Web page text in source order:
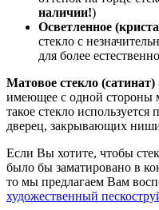
наличии!)
Осветленное
стекло с
для более
Матовое стекло (сатинат)
имеющее с одной стороны
такое стекло
дверец, закрывающих
Если Вы хотите, чтобы
было бы заматировано в
то мы предлагаем Вам
художественный